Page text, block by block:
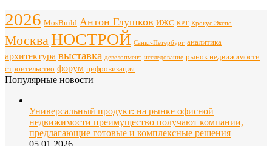
2026 MosBuild Антон Глушков ИЖС КРТ Крокус Экспо
Москва НОСТРОЙ Санкт-Петербург аналитика
архитектура выставка девелопмент исследование рынок недвижимости
строительство форум цифровизация
Популярные новости
Универсальный продукт: на рынке офисной
недвижимости преимущество получают компании,
предлагающие готовые и комплексные решения
05.01.2026